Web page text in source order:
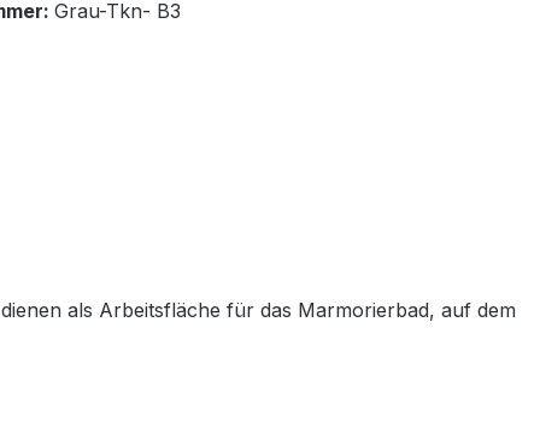
Grau-Tkn- B3
als Arbeitsfläche für das Marmorierbad, auf dem